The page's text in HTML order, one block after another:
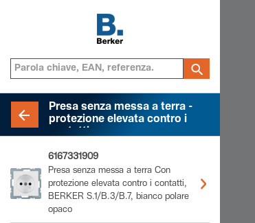
Presa senza messa a terra -
protezione elevata contro i
6167331909
Presa senza messa a terra Con
protezione elevata contro i contatti,
BERKER S.1/B.3/B.7, bianco polare
opaco